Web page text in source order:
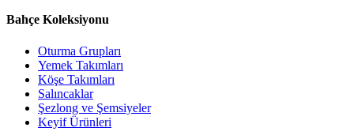
Bahçe Koleksiyonu
Oturma Grupları
Yemek Takımları
Köşe Takımları
Salıncaklar
Şezlong ve Şemsiyeler
Keyif Ürünleri